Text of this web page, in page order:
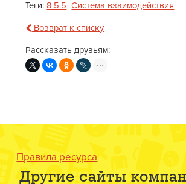
Теги:8.5.5 Система взаимодействия
Возврат к списку
Рассказать друзьям:
Правила ресурса
Другие сайты